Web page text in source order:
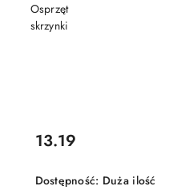
Osprzęt
skrzynki
Cena:
13.19
Dostępność: Duża ilość